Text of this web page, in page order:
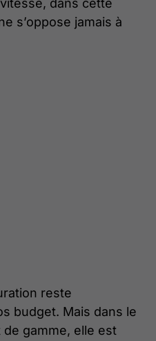
dans cette
s’oppose jamais à
reste
budget. Mais dans le
gamme, elle est